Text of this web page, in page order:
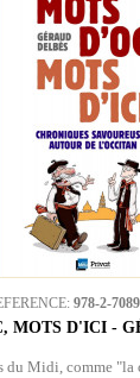
978-2-
MOTS D'ICI -
du Midi, comme "la